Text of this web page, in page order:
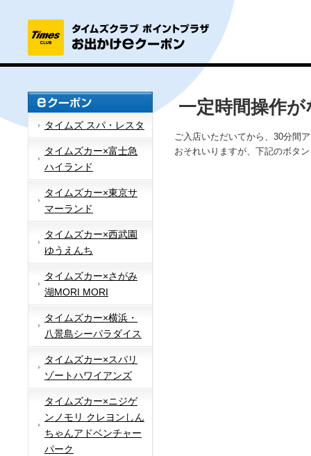
タイムズ スパ・レスタ
タイムズカー×富士急
ハイランド
タイムズカー×東京サ
マーランド
タイムズカー×西武園
ゆうえんち
タイムズカー×さがみ
湖MORI MORI
タイムズカー×横浜・
八景島シーパラダイス
タイムズカー×スパリ
ゾートハワイアンズ
タイムズカー×ニジゲ
ンノモリ クレヨンしん
ちゃんアドベンチャー
パーク
一定時間操作
ご入店いただいてから、30分間
おそれいりますが、下記のボタ